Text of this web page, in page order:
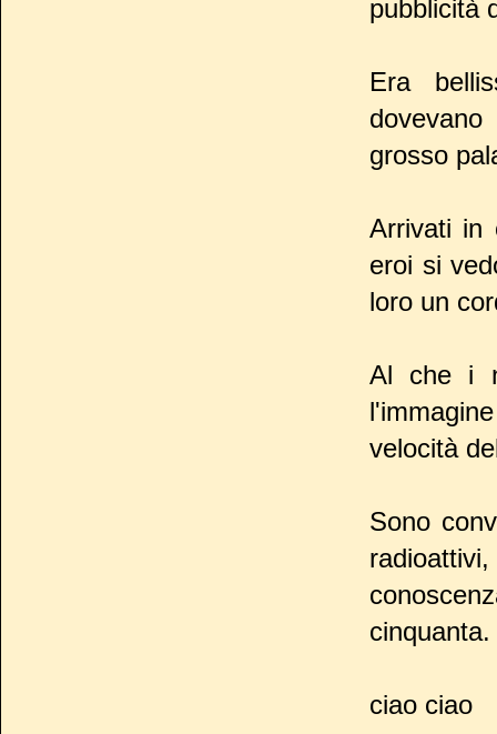
pubblicità
Era
grosso
Arrivati in
eroi si
loro un
Al che i
velocità
Sono
cinquanta.
ciao ciao